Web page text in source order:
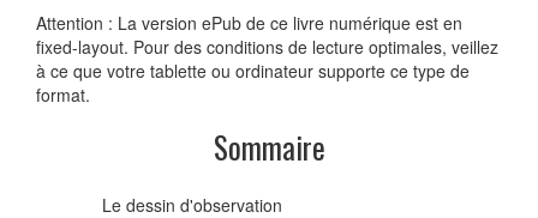
Attention : La version ePub de ce livre numérique est en
fixed-layout. Pour des conditions de lecture optimales, veillez
à ce que votre tablette ou ordinateur supporte ce type de
format.
Sommaire
Le dessin d'observation